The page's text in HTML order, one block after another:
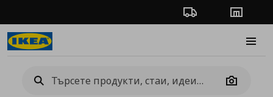
Проследяване на
Camera